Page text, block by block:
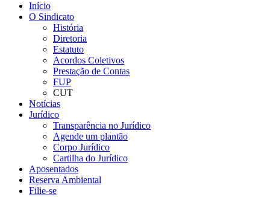
Início
O Sindicato
História
Diretoria
Estatuto
Acordos Coletivos
Prestação de Contas
FUP
CUT
Notícias
Jurídico
Transparência no Jurídico
Agende um plantão
Corpo Jurídico
Cartilha do Jurídico
Aposentados
Reserva Ambiental
Filie-se